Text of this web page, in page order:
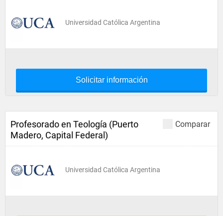
Universidad Católica Argentina
Solicitar información
Comparar
Profesorado en Teología (Puerto
Madero, Capital Federal)
Universidad Católica Argentina